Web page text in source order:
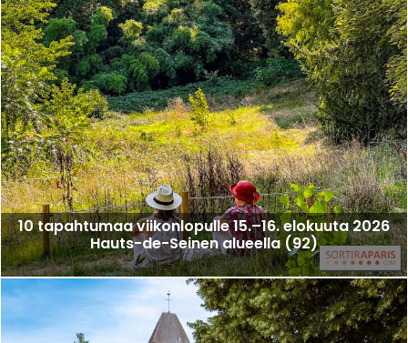
10 tapahtumaa viikonlopulle 15.–16. elokuuta 2026
Hauts-de-Seinen alueella (92)